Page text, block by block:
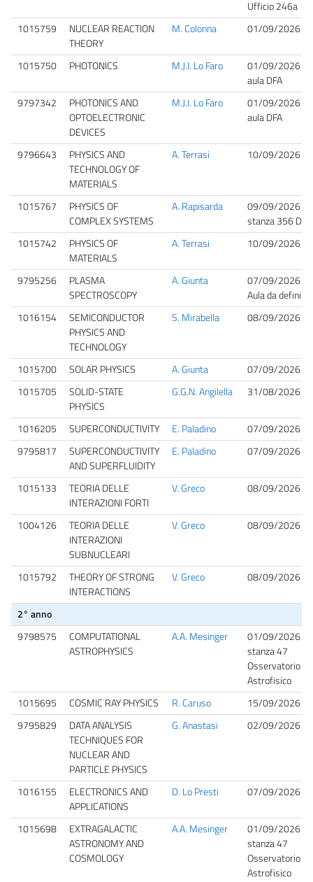
Ufficio 246a
1015759
NUCLEAR REACTION
THEORY
M. Colonna 01/09/2026
1015750 PHOTONICS M.J.I. Lo Faro
01/09/2026
aula DFA
9797342
PHOTONICS AND
OPTOELECTRONIC
DEVICES
M.J.I. Lo Faro
01/09/2026
aula DFA
9796643
PHYSICS AND
TECHNOLOGY OF
MATERIALS
A. Terrasi 10/09/2026
1015767
PHYSICS OF
COMPLEX SYSTEMS
A. Rapisarda
09/09/2026
stanza 356 DFA
1015742
PHYSICS OF
MATERIALS
A. Terrasi 10/09/2026
9795256
PLASMA
SPECTROSCOPY
A. Giunta
07/09/2026
Aula da definire
1016154
SEMICONDUCTOR
PHYSICS AND
TECHNOLOGY
S. Mirabella 08/09/2026
1015700 SOLAR PHYSICS A. Giunta
07/09/2026
1015705
SOLID-STATE
PHYSICS
G.G.N. Angilella 31/08/2026
1016205 SUPERCONDUCTIVITY E. Paladino
07/09/2026
9795817
SUPERCONDUCTIVITY
AND SUPERFLUIDITY
E. Paladino 07/09/2026
1015133
TEORIA DELLE
INTERAZIONI FORTI
V. Greco 08/09/2026
1004126
TEORIA DELLE
INTERAZIONI
SUBNUCLEARI
V. Greco 08/09/2026
1015792
THEORY OF STRONG
INTERACTIONS
V. Greco 08/09/2026
2° anno
9798575
COMPUTATIONAL
ASTROPHYSICS
A.A. Mesinger
01/09/2026
stanza 47
Osservatorio
Astrofisico
1015695
COSMIC RAY PHYSICS R. Caruso
15/09/2026
9795829
DATA ANALYSIS
TECHNIQUES FOR
NUCLEAR AND
PARTICLE PHYSICS
G. Anastasi 02/09/2026
1016155
ELECTRONICS AND
APPLICATIONS
D. Lo Presti 07/09/2026
1015698
EXTRAGALACTIC
ASTRONOMY AND
COSMOLOGY
A.A. Mesinger
01/09/2026
stanza 47
Osservatorio
Astrofisico